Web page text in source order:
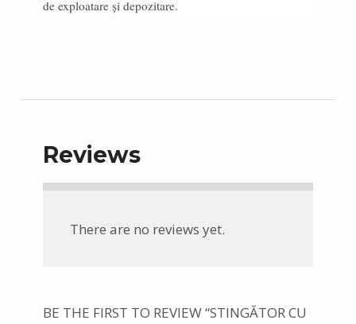
de exploatare și depozitare.
Reviews
There are no reviews yet.
BE THE FIRST TO REVIEW “STINGĂTOR CU